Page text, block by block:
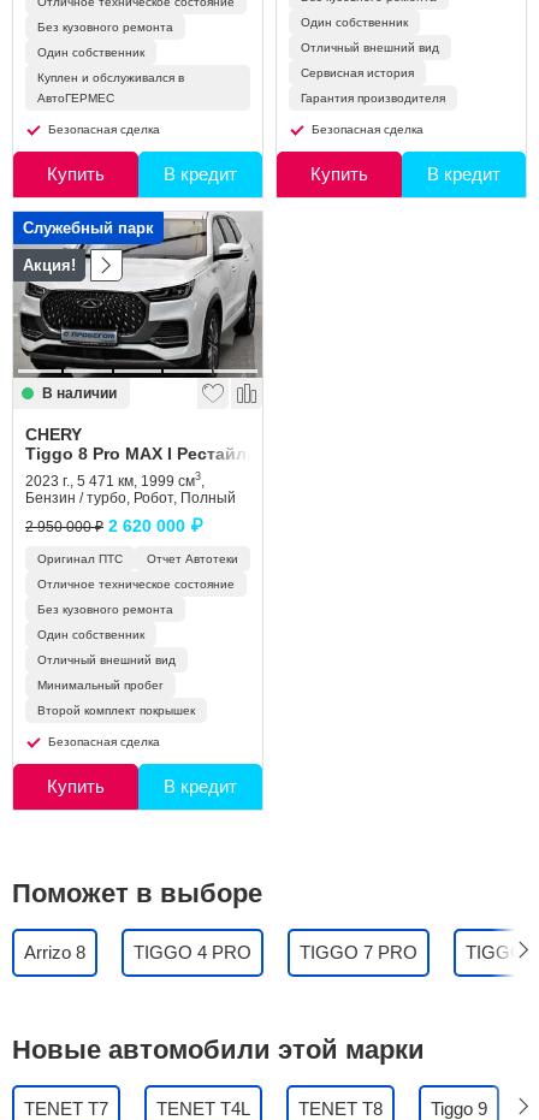
Без кузовного ремонта
Один собственник
Куплен и обслуживался в
АвтоГЕРМЕС
Безопасная сделка
Купить В кредит
Один собственник
Отличный внешний вид
Сервисная история
Гарантия производителя
Безопасная сделка
Купить В кредит
Служебный парк
Акция!
В наличии
CHERY
Tiggo 8 Pro MAX I Рестайлинг
2023 г., 5 471 км, 1999 см3,
Бензин / турбо, Робот, Полный
2 950 000 ₽ 2 620 000 ₽
Оригинал ПТС
Отчет Автотеки
Отличное техническое состояние
Без кузовного ремонта
Один собственник
Отличный внешний вид
Минимальный пробег
Второй комплект покрышек
Безопасная сделка
Купить В кредит
Поможет в выборе
Arrizo 8 TIGGO 4 PRO TIGGO 7 PRO TIGGO
Новые автомобили этой марки
TENET T7 TENET T4L TENET T8 Tiggo 9